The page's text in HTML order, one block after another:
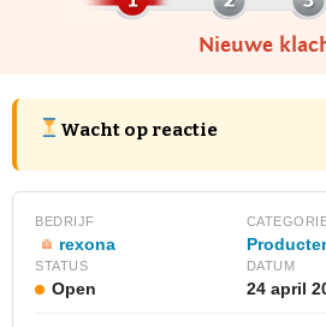
Nieuwe
Wacht op reactie
BEDRIJF
rexona
STATUS
Open
DATUM
24 april